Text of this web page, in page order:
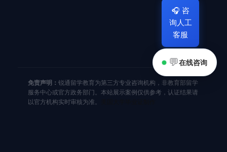
🎧 咨
询人工
客服
免责声明： 锐通留学教育为第三方专业咨询机构，非教育部留学
服务中心或官方政务部门。本站展示案例仅供参考，认证结果请
以官方机构实时审核为准。
💬在线咨询